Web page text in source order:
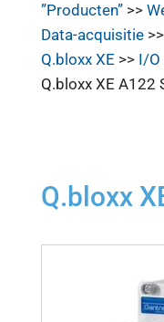
”Producten”>>
Data-acquisitie>>
Q.bloxx XE >> I/O
Q.bloxx XE A122
Q.bloxx